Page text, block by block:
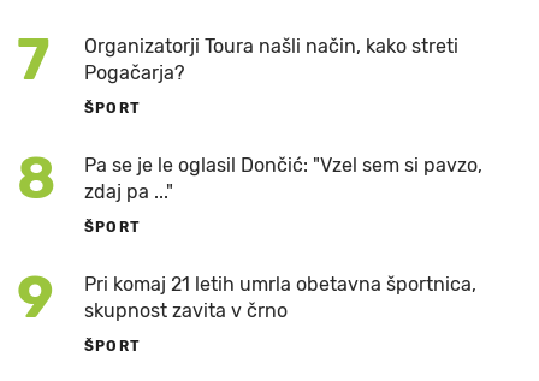
7
Organizatorji Toura našli način, kako streti
Pogačarja?
ŠPORT
8
Pa se je le oglasil Dončić: "Vzel sem si pavzo,
zdaj pa ..."
ŠPORT
9
Pri komaj 21 letih umrla obetavna športnica,
skupnost zavita v črno
ŠPORT